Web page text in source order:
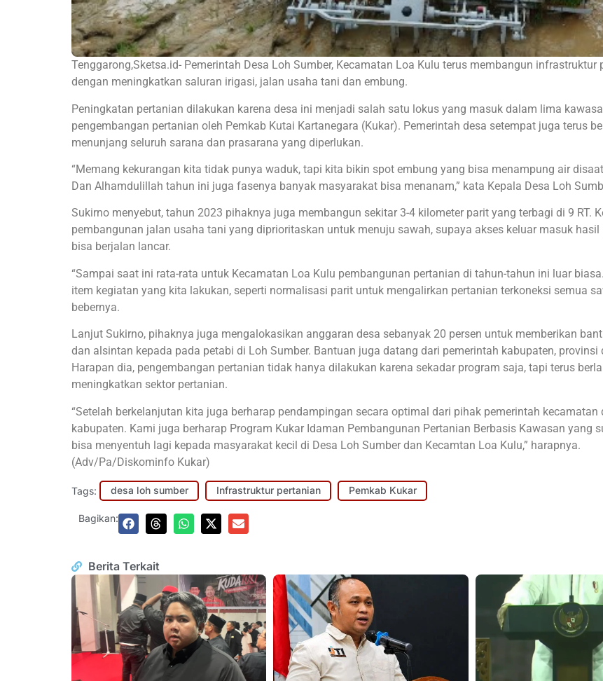
Tenggarong,Sketsa.id- Pemerintah Desa Loh Sumber, Kecamatan Loa Kulu terus membangun infrastruktur
dengan meningkatkan saluran irigasi, jalan usaha tani dan embung.
Peningkatan pertanian dilakukan karena desa ini menjadi salah satu lokus yang masuk dalam lima
pengembangan pertanian oleh Pemkab Kutai Kartanegara (Kukar). Pemerintah desa setempat juga terus
menunjang seluruh sarana dan prasarana yang diperlukan.
“Memang kekurangan kita tidak punya waduk, tapi kita bikin spot embung yang bisa menampung air
Dan Alhamdulillah tahun ini juga fasenya banyak masyarakat bisa menanam,” kata Kepala Desa Loh
Sukirno menyebut, tahun 2023 pihaknya juga membangun sekitar 3-4 kilometer parit yang terbagi di 9 RT.
pembangunan jalan usaha tani yang diprioritaskan untuk menuju sawah, supaya akses keluar masuk hasil
bisa berjalan lancar.
“Sampai saat ini rata-rata untuk Kecamatan Loa Kulu pembangunan pertanian di tahun-tahun ini luar
item kegiatan yang kita lakukan, seperti normalisasi parit untuk mengalirkan pertanian terkoneksi semua
bebernya.
Lanjut Sukirno, pihaknya juga mengalokasikan anggaran desa sebanyak 20 persen untuk memberikan
dan alsintan kepada pada petabi di Loh Sumber. Bantuan juga datang dari pemerintah kabupaten, provinsi
Harapan dia, pengembangan pertanian tidak hanya dilakukan karena sekadar program saja, tapi terus
meningkatkan sektor pertanian.
“Setelah berkelanjutan kita juga berharap pendampingan secara optimal dari pihak pemerintah kecamatan
kabupaten. Kami juga berharap Program Kukar Idaman Pembangunan Pertanian Berbasis Kawasan yang
bisa menyentuh lagi kepada masyarakat kecil di Desa Loh Sumber dan Kecamtan Loa Kulu,” harapnya.
(Adv/Pa/Diskominfo Kukar)
Tags: desa loh sumber Infrastruktur pertanian Pemkab Kukar
Bagikan:
Berita Terkait